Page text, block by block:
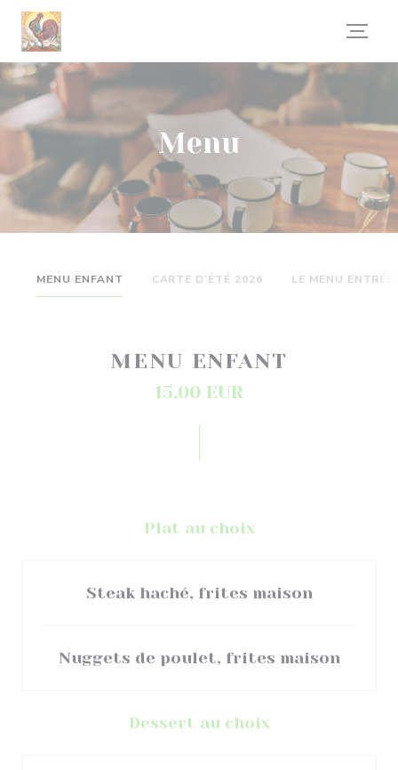
Panel pro správu cookies
Menu
MENU ENFANT CARTE D’ÉTÉ 2026 LE MENU
MENU ENFANT
15,00 EUR
Plat au choix
Steak haché, frites maison
Nuggets de poulet, frites maison
Dessert au choix